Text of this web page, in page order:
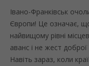
Івано-Франківськ
Європи! Це означає,
найвищому рівні
аванс і не жест
Навіть зараз, коли